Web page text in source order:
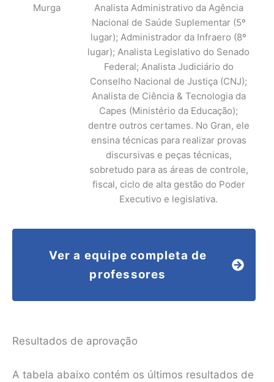
Murga
Analista Administrativo da Agência
Nacional de Saúde Suplementar (5º
lugar); Administrador da Infraero (8º
lugar); Analista Legislativo do Senado
Federal; Analista Judiciário do
Conselho Nacional de Justiça (CNJ);
Analista de Ciência & Tecnologia da
Capes (Ministério da Educação);
dentre outros certames. No Gran, ele
ensina técnicas para realizar provas
discursivas e peças técnicas,
sobretudo para as áreas de controle,
fiscal, ciclo de alta gestão do Poder
Executivo e legislativa.
Ver a equipe completa de
professores
Resultados de aprovação
A tabela abaixo contém os últimos resultados de